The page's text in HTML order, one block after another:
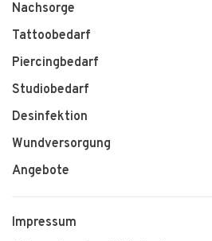
Nachsorge
Tattoobedarf
Piercingbedarf
Studiobedarf
Desinfektion
Wundversorgung
Angebote
Impressum